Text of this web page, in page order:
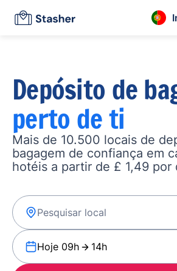
Depósito de
perto de ti
Mais de 10.500 locais de
bagagem de confiança em
hotéis a partir de £ 1,49 por
Hoje 09h 14h